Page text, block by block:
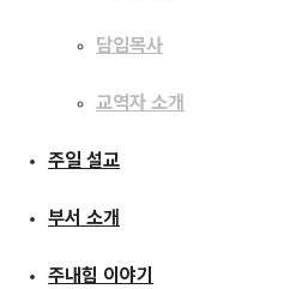
담임목사
주일 설교
주내힘 이야기
담임목사
교역자 소개
주일 설교
부서 소개
주내힘 이야기
주일 설교
[21.11.14]